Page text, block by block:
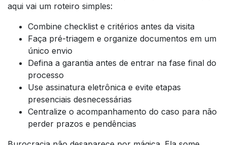
aqui vai um roteiro simples:
Combine checklist e critérios antes da visita
Faça pré-triagem e organize documentos em um
único envio
Defina a garantia antes de entrar na fase final do
processo
Use assinatura eletrônica e evite etapas
presenciais desnecessárias
Centralize o acompanhamento do caso para não
perder prazos e pendências